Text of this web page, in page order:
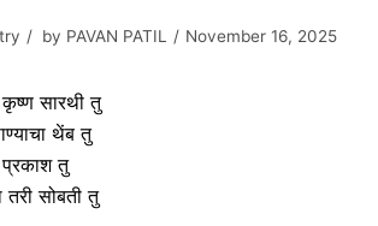
by PAVAN PATIL November 16, 2025
सारथी तु
थेंब तु
प्रकाश तु
सोबती तु